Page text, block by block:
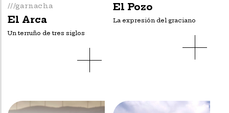
///garnacha
El Arca
Un terruño de tres siglos
El Pozo
La expresión del graciano